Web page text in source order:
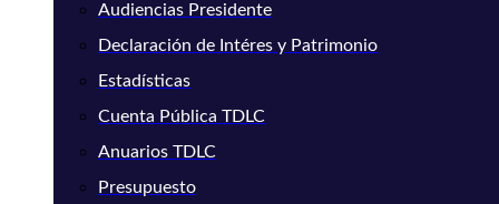
Audiencias Presidente
Declaración de Intéres y Patrimonio
Estadísticas
Cuenta Pública TDLC
Anuarios TDLC
Presupuesto